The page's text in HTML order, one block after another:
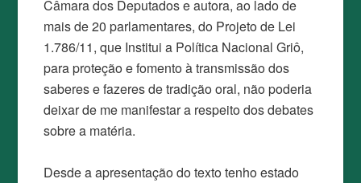
Câmara dos Deputados e autora, ao lado de
mais de 20 parlamentares, do Projeto de Lei
1.786/11, que Institui a Política Nacional Griô,
para proteção e fomento à transmissão dos
saberes e fazeres de tradição oral, não poderia
deixar de me manifestar a respeito dos debates
sobre a matéria.
Desde a apresentação do texto tenho estado